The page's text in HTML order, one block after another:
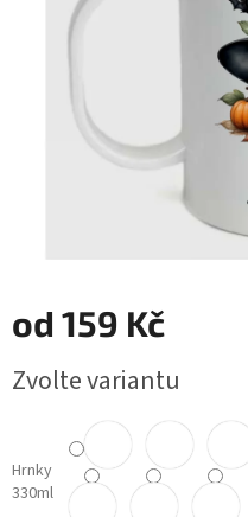
od 159 Kč
cena:
Zvolte variantu
Hrnky
330ml